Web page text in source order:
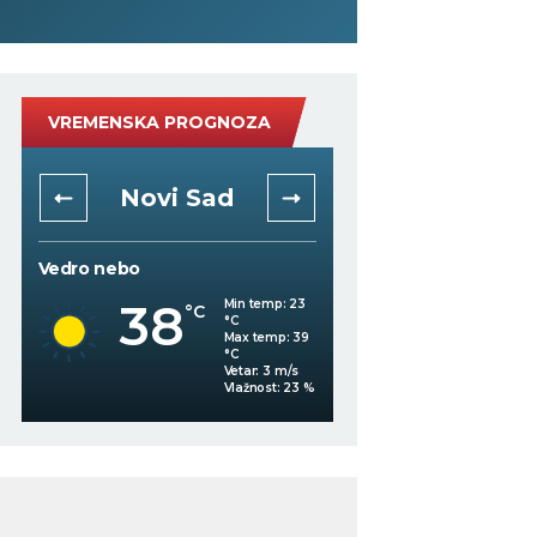
VREMENSKA PROGNOZA
Novi Sad
Vedro nebo
38°C Min temp: 23
°C
Max temp: 39
°C
Vetar: 3 m/s
Vlažnost: 23 %